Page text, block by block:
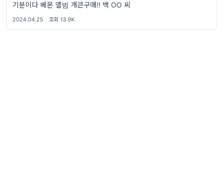
#밈추천 (22)
#7월밈 (21)
#하루휴재 (18)
기분이다 베몬 앨범 개큰구매!! 백 OO 씨
2024.04.25 · 조회 13.9K